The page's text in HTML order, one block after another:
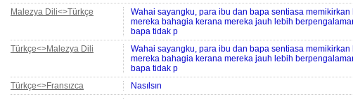
Malezya Dili<>Türkçe
Wahai sayangku, para ibu dan bapa sentiasa
mereka bahagia kerana mereka jauh lebih
bapa tidak p
Türkçe<>Malezya Dili
Wahai sayangku, para ibu dan bapa sentiasa
mereka bahagia kerana mereka jauh lebih
bapa tidak p
Türkçe<>Fransızca
Nasılsın